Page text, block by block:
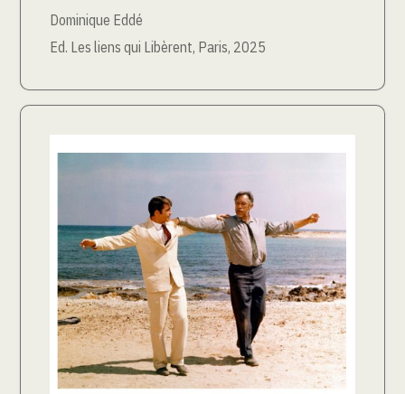
Dominique Eddé
Ed. Les liens qui Libèrent, Paris, 2025